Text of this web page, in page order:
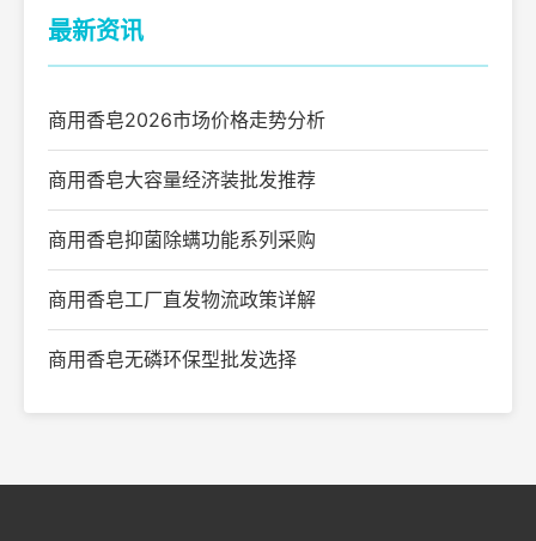
最新资讯
商用香皂2026市场价格走势分析
商用香皂大容量经济装批发推荐
商用香皂抑菌除螨功能系列采购
商用香皂工厂直发物流政策详解
商用香皂无磷环保型批发选择